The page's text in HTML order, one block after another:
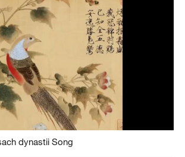
dynastii Song